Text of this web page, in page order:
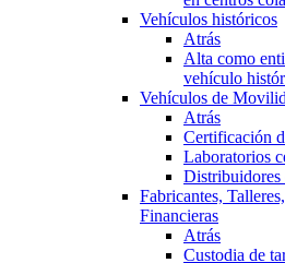
Vehículos históricos
Atrás
Alta como
vehículo
Vehículos de
Atrás
Certificación
Laboratorios
Fabricantes,
Financieras
Atrás
Custodia de